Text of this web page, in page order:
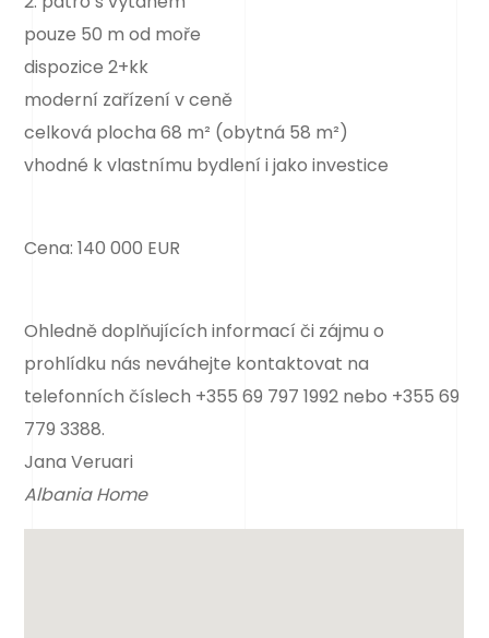
pouze 50 m od moře
dispozice 2+kk
moderní zařízení v ceně
celková plocha 68 m² (obytná 58 m²)
vhodné k vlastnímu bydlení i jako investice
Cena: 140 000 EUR
Ohledně doplňujících informací či zájmu o
prohlídku nás neváhejte kontaktovat na
telefonních číslech +355 69 797 1992 nebo +355 69
779 3388.
Jana Veruari
Albania Home